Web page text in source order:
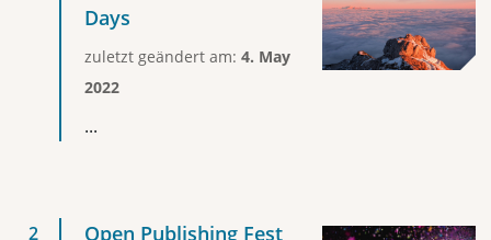
Days
zuletzt geändert am: 4. May
2022
...
Open Publishing Fest